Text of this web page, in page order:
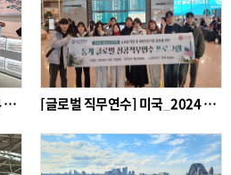
[글로벌 직무연수] 일본_2024 동계 글로벌 전공직무연수 [글로벌 직무연수] 미국_2024 동계 글로벌 전공직무연수